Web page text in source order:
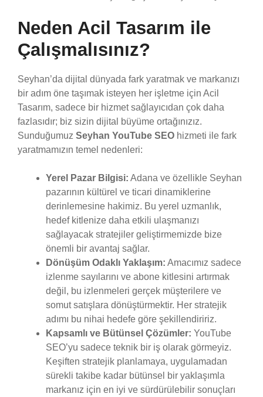
Neden Acil Tasarım ile
Çalışmalısınız?
Seyhan’da dijital dünyada fark yaratmak ve markanızı
bir adım öne taşımak isteyen her işletme için Acil
Tasarım, sadece bir hizmet sağlayıcıdan çok daha
fazlasıdır; biz sizin dijital büyüme ortağınızız.
Sunduğumuz Seyhan YouTube SEO hizmeti ile fark
yaratmamızın temel nedenleri:
Yerel Pazar Bilgisi: Adana ve özellikle Seyhan
pazarının kültürel ve ticari dinamiklerine
derinlemesine hakimiz. Bu yerel uzmanlık,
hedef kitlenize daha etkili ulaşmanızı
sağlayacak stratejiler geliştirmemizde bize
önemli bir avantaj sağlar.
Dönüşüm Odaklı Yaklaşım: Amacımız sadece
izlenme sayılarını ve abone kitlesini artırmak
değil, bu izlenmeleri gerçek müşterilere ve
somut satışlara dönüştürmektir. Her stratejik
adımı bu nihai hedefe göre şekillendiririz.
Kapsamlı ve Bütünsel Çözümler: YouTube
SEO’yu sadece teknik bir iş olarak görmeyiz.
Keşiften stratejik planlamaya, uygulamadan
sürekli takibe kadar bütünsel bir yaklaşımla
markanız için en iyi ve sürdürülebilir sonuçları